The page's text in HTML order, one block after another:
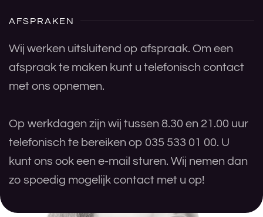
AFSPRAKEN
Wij werken uitsluitend op afspraak. Om een
afspraak te maken kunt u telefonisch contact
met ons opnemen.
Op werkdagen zijn wij tussen 8.30 en 21.00 uur
telefonisch te bereiken op 035 533 01 00. U
kunt ons ook een e-mail sturen. Wij nemen dan
zo spoedig mogelijk contact met u op!